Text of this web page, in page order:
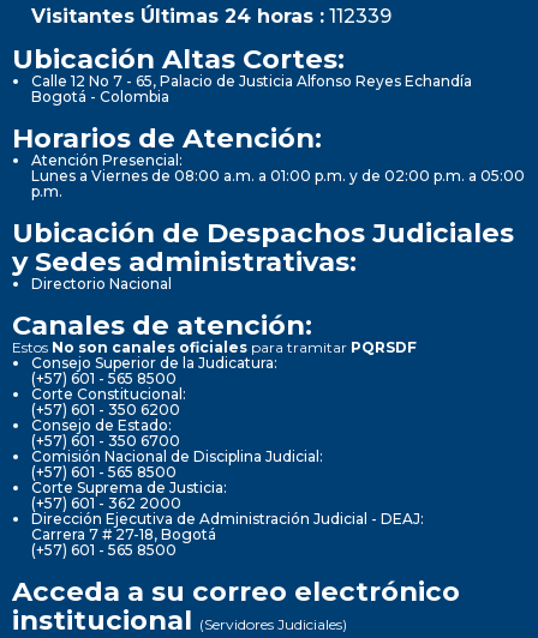
Visitantes Últimas 24 horas : 112339
Ubicación Altas Cortes:
Calle 12 No 7 - 65, Palacio de Justicia Alfonso Reyes Echandía
Bogotá - Colombia
Horarios de Atención:
Atención Presencial:
Lunes a Viernes de 08:00 a.m. a 01:00 p.m. y de 02:00 p.m. a 05:00
p.m.
Ubicación de Despachos Judiciales
y Sedes administrativas:
Directorio Nacional
Canales de atención:
Estos No son canales oficiales para tramitar PQRSDF
Consejo Superior de la Judicatura:
(+57) 601 - 565 8500
Corte Constitucional:
(+57) 601 - 350 6200
Consejo de Estado:
(+57) 601 - 350 6700
Comisión Nacional de Disciplina Judicial:
(+57) 601 - 565 8500
Corte Suprema de Justicia:
(+57) 601 - 362 2000
Dirección Ejecutiva de Administración Judicial - DEAJ:
Carrera 7 # 27-18, Bogotá
(+57) 601 - 565 8500
Acceda a su correo electrónico
institucional (Servidores Judiciales)